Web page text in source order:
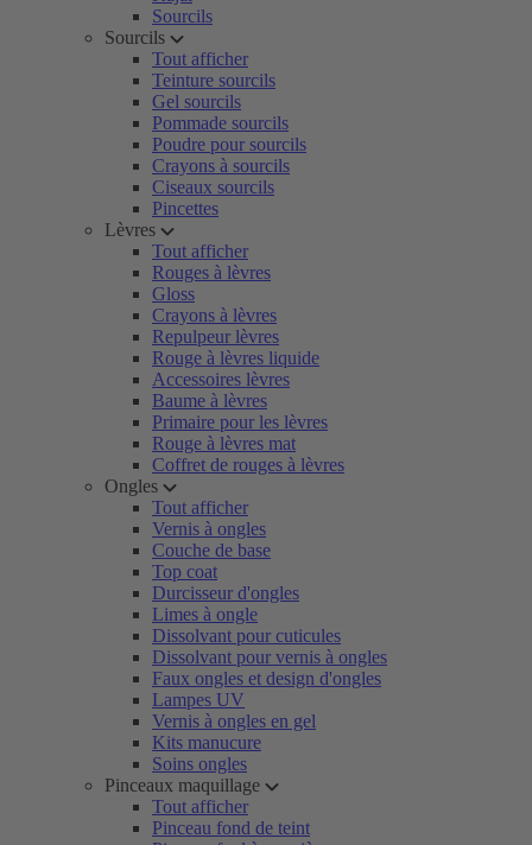
Sourcils
Sourcils
Tout afficher
Teinture sourcils
Gel sourcils
Pommade sourcils
Poudre pour sourcils
Crayons à sourcils
Ciseaux sourcils
Pincettes
Lèvres
Tout afficher
Rouges à lèvres
Gloss
Crayons à lèvres
Repulpeur lèvres
Rouge à lèvres liquide
Accessoires lèvres
Baume à lèvres
Primaire pour les lèvres
Rouge à lèvres mat
Coffret de rouges à lèvres
Ongles
Tout afficher
Vernis à ongles
Couche de base
Top coat
Durcisseur d'ongles
Limes à ongle
Dissolvant pour cuticules
Dissolvant pour vernis à ongles
Faux ongles et design d'ongles
Lampes UV
Vernis à ongles en gel
Kits manucure
Soins ongles
Pinceaux maquillage
Tout afficher
Pinceau fond de teint